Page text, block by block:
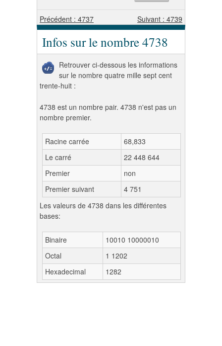
Précédent : 4737 Suivant : 4739
Infos sur le nombre 4738
Retrouver ci-dessous les informations
sur le nombre quatre mille sept cent
trente-huit :
4738 est un nombre pair. 4738 n'est pas un
nombre premier.
Racine carrée
68,833
Le carré
22 448 644
Premier
non
Premier suivant
4 751
Les valeurs de 4738 dans les différentes
bases:
Binaire
10010 10000010
Octal
1 1202
Hexadecimal
1282